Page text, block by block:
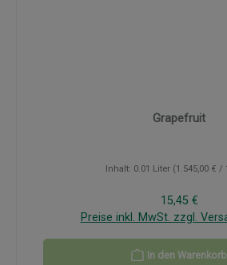
Grapefruit
Inhalt: 0.01 Liter (1.545,00 € /
Regulärer
15,45 €
Preise inkl. MwSt. zzgl.
In den Warenkorb